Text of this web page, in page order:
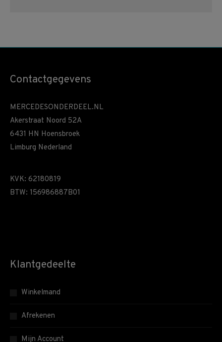
Contactgegevens
MERCEDESONDERDEEL.NL
Akerstraat Noord 52A
6431 HN Hoensbroek
Limburg Nederland
KVK: 62180819
BTW: 156986887B01
Klantgedeelte
Winkelmand
Afrekenen
Mijn Account